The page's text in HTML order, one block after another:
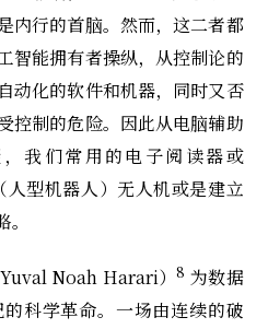
内行的首脑。然而，这二者都
智能拥有者操纵，从控制论的
动化的软件和机器，同时又否
控制的危险。因此从电脑辅助
我们常用的电子阅读器或
型机器人）无人机或是建立
Noah Harari）8 为数据
科学革命。一场由连续的破